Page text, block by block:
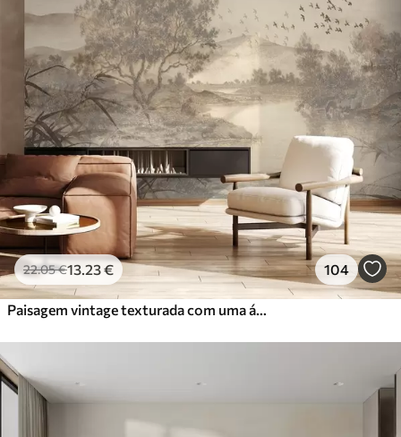
22.05€13 .23€ 104